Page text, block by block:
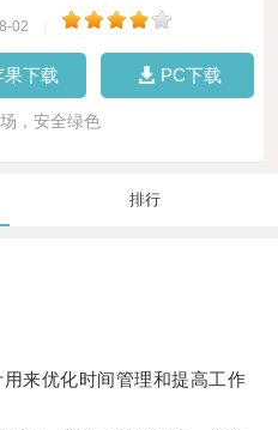
02
果下载 PC下载
，安全绿色
排行
来优化时间管理和提高工作